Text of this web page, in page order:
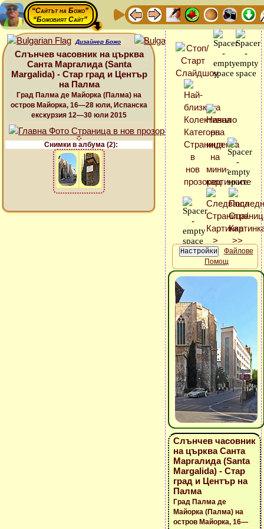
“Сайтът на Божо”
“Божовият Сайт”
Дизайнер Божо
Слънчев часовник на църква
Санта Маргалида (Santa
Margalida) - Стар град и Център
на Палма
Град Палма де Майорка (Палма) на
остров Майорка, 16—28 юли, Испанска
екскурзия 12—30 юли 2015
Снимки в албума (2):
Файлове
Помощ
Слънчев часовник
на църква Санта
Маргалида (Santa
Margalida) - Стар
град и Център на
Палма
Град Палма де
Майорка (Палма) на
остров Майорка, 16—